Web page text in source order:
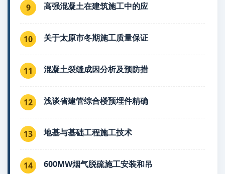
9 高强混凝土在建筑施工中的应
10 关于太原市冬期施工质量保证
11 混凝土裂缝成因分析及预防措
12 浅谈省建管综合楼预埋件精确
13 地基与基础工程施工技术
14 600MW烟气脱硫施工安装和吊